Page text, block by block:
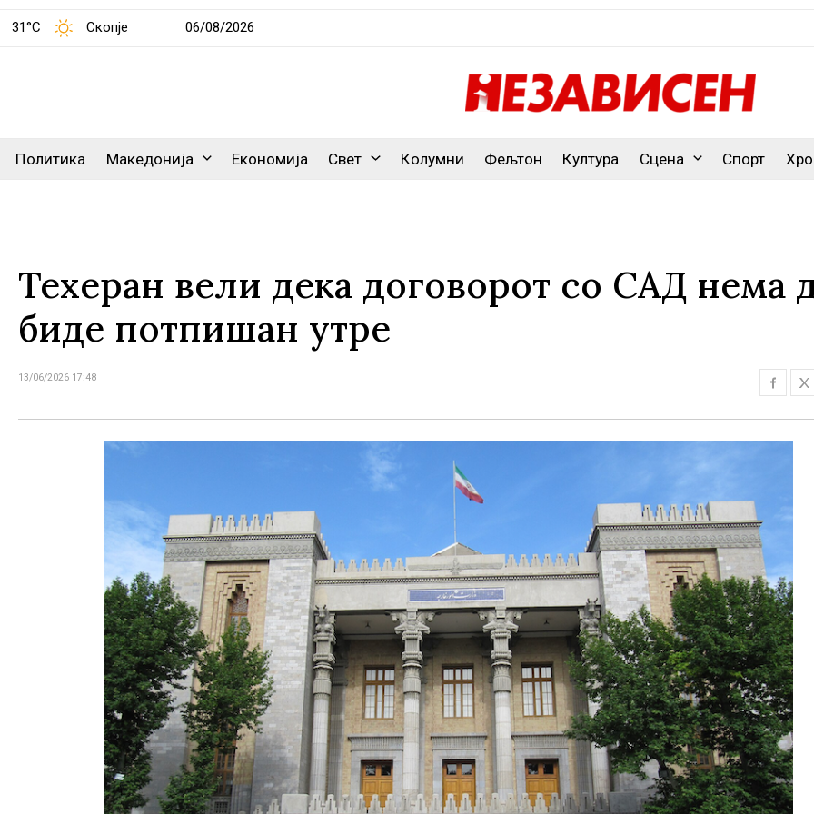
31°C Скопје 06/08/2026
Политика Македонија Економија Свет Колумни Фељтон Култура Сцена Спорт
Техеран вели дека договорот со САД нема
биде потпишан утре
13/06/2026 17:48